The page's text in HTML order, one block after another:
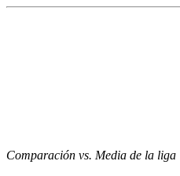
Comparación vs. Media de la liga